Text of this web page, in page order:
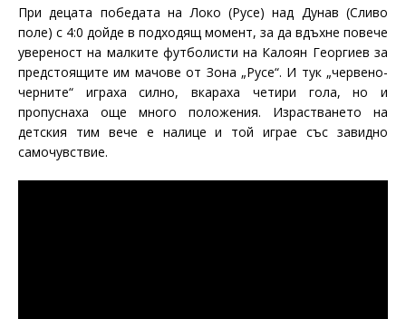
При децата победата на Локо (Русе) над Дунав (Сливо
поле) с 4:0 дойде в подходящ момент, за да вдъхне повече
увереност на малките футболисти на Калоян Георгиев за
предстоящите им мачове от Зона „Русе“. И тук „червено-
черните“ играха силно, вкараха четири гола, но и
пропуснаха още много положения. Израстването на
детския тим вече е налице и той играе със завидно
самочувствие.